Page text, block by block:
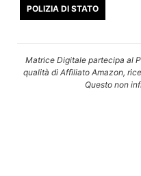
POLIZIA DI STATO
Matrice Digitale partecipa al
qualità di Affiliato Amazon,
Questo non